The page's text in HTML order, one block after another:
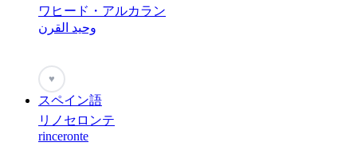
ワヒード・アルカラン
وحيد القرن
♥
スペイン語
リノセロンテ
rinceronte